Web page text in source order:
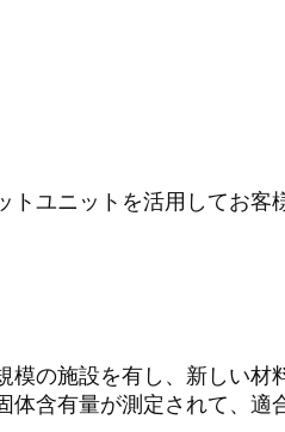
ユニットを活用してお客
の施設を有し、新しい材
含有量が測定されて、適